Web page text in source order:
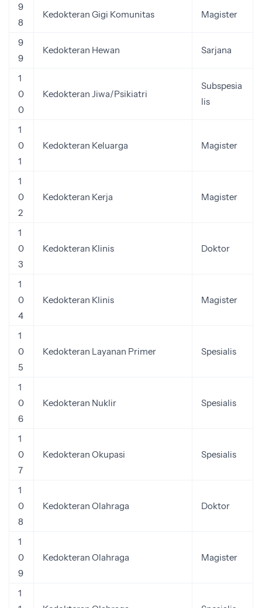
9
8
Kedokteran Gigi Komunitas Magister
9
9
Kedokteran Hewan Sarjana
1
0
0
Kedokteran Jiwa/Psikiatri
Subspesia
lis
1
0
1
Kedokteran Keluarga Magister
1
0
2
Kedokteran Kerja Magister
1
0
3
Kedokteran Klinis Doktor
1
0
4
Kedokteran Klinis Magister
1
0
5
Kedokteran Layanan Primer Spesialis
1
0
6
Kedokteran Nuklir Spesialis
1
0
7
Kedokteran Okupasi Spesialis
1
0
8
Kedokteran Olahraga Doktor
1
0
9
Kedokteran Olahraga Magister
1